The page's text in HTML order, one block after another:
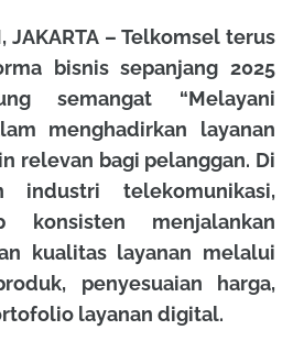
JAKARTA – Telkomsel terus
bisnis sepanjang 2025
semangat “Melayani
menghadirkan layanan
relevan bagi pelanggan. Di
industri telekomunikasi,
konsisten menjalankan
kualitas layanan melalui
penyesuaian harga,
layanan digital.